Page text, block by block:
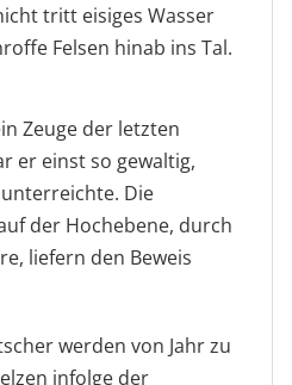
tritt eisiges Wasser
Felsen hinab ins Tal.
Zeuge der letzten
er einst so gewaltig,
Die
der Hochebene, durch
liefern den Beweis
werden von Jahr zu
infolge der